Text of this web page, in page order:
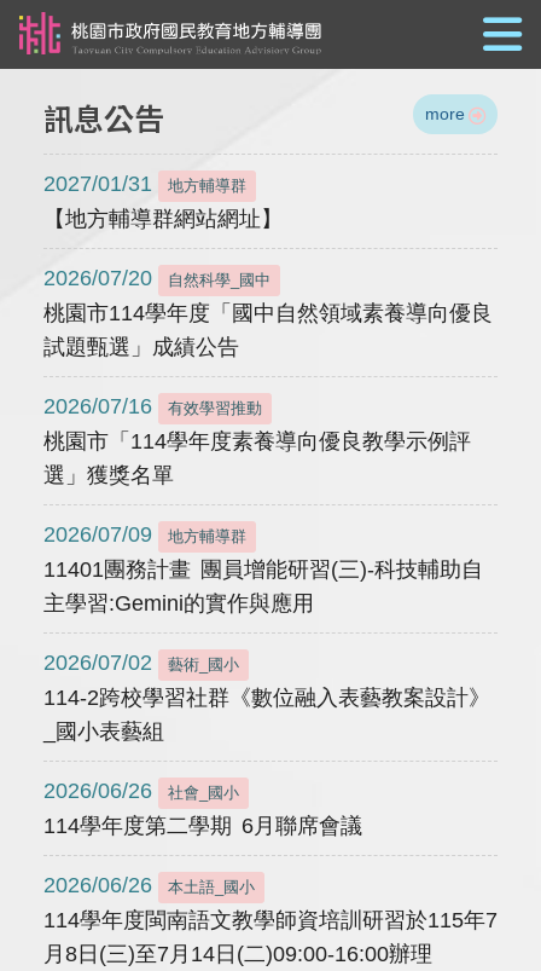
訊息公告 more
2027/01/31 地方輔導群
【地方輔導群網站網址】
2026/07/20 自然科學_國中
桃園市114學年度「國中自然領域素養導向優良
試題甄選」成績公告
2026/07/16 有效學習推動
桃園市「114學年度素養導向優良教學示例評
選」獲獎名單
2026/07/09 地方輔導群
11401團務計畫 團員增能研習(三)-科技輔助自
主學習:Gemini的實作與應用
2026/07/02 藝術_國小
114-2跨校學習社群《數位融入表藝教案設計》
_國小表藝組
2026/06/26 社會_國小
114學年度第二學期 6月聯席會議
2026/06/26 本土語_國小
114學年度閩南語文教學師資培訓研習於115年7
月8日(三)至7月14日(二)09:00-16:00辦理